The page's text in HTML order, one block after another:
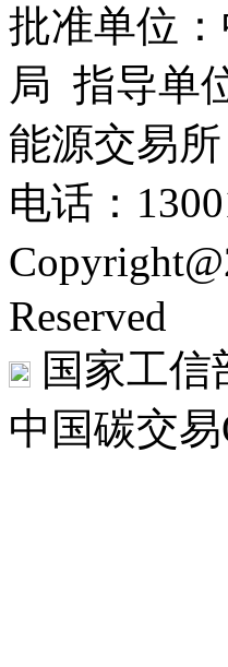
批准单位
局 指导单
能源交易所
电话：
Reserved
国家工信
中国碳交